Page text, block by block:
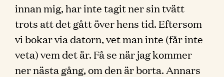
innan mig, har inte tagit ner sin tvätt
trots att det gått över hens tid. Eftersom
vi bokar via datorn, vet man inte (får inte
veta) vem det är. Få se när jag kommer
ner nästa gång, om den är borta. Annars